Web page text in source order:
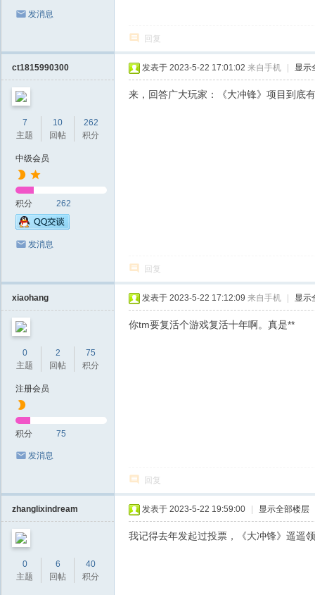
发消息
回复
ct1815990300
7
主题
10
回帖
262
积分
中级会员
积分 262
发消息
发表于 2023-5-22 17:01:02 来自手机 显示
来，回答广大玩家：《大冲锋》项目到底
回复
xiaohang
0
主题
2
回帖
75
积分
注册会员
积分 75
发消息
发表于 2023-5-22 17:12:09 来自手机 显示
你tm要复活个游戏复活十年啊。真是**
回复
zhanglixindream
0
主题
6
回帖
40
积分
发表于 2023-5-22 19:59:00 显示全部楼层
我记得去年发起过投票，《大冲锋》遥遥